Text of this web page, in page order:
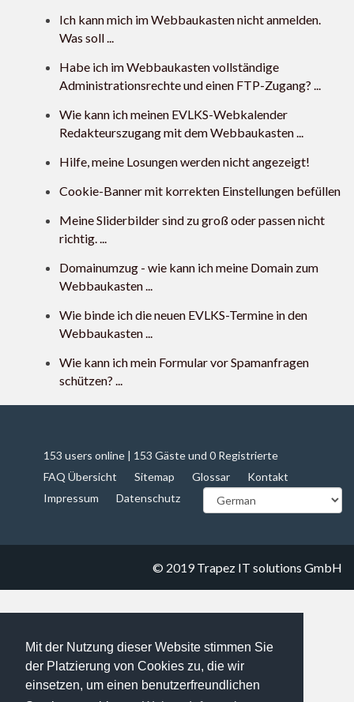
Mit der Nutzung dieser Website stimmen Sie
der Platzierung von Cookies zu, die wir
einsetzen, um einen benutzerfreundlichen
Ich kann mich im Webbaukasten nicht anmelden.
Was soll ...
Habe ich im Webbaukasten vollständige
Administrationsrechte und einen FTP-Zugang? ...
Wie kann ich meinen EVLKS-Webkalender
Redakteurszugang mit dem Webbaukasten ...
Hilfe, meine Losungen werden nicht angezeigt!
Cookie-Banner mit korrekten Einstellungen befüllen
Meine Sliderbilder sind zu groß oder passen nicht
richtig. ...
Domainumzug - wie kann ich meine Domain zum
Webbaukasten ...
Wie binde ich die neuen EVLKS-Termine in den
Webbaukasten ...
Wie kann ich mein Formular vor Spamanfragen
schützen? ...
153 users online | 153 Gäste und 0 Registrierte
FAQ Übersicht
Sitemap Glossar
Kontakt
Impressum
Datenschutz
© 2019Trapez IT solutions GmbH